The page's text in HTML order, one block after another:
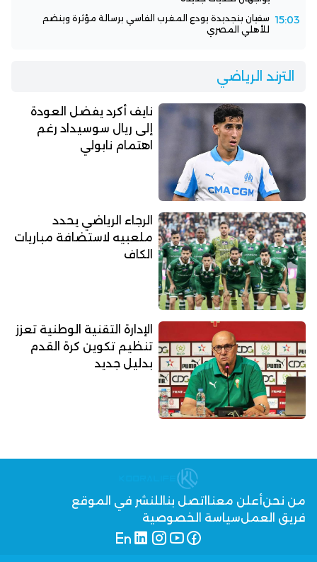
15:03 سفيان بنجديدة يودع المغرب الفاسي برسالة مؤثرة وينضم
للأهلي المصري
الترند الرياضي
نايف أكرد يفضل العودة
إلى ريال سوسيداد رغم
اهتمام نابولي
الرجاء الرياضي يحدد
ملعبيه لاستضافة مباريات
الكاف
الإدارة التقنية الوطنية تعزز
تنظيم تكوين كرة القدم
بدليل جديد
من نحنأعلن معنا اتصل بنا للنشر في الموقع
فريق العملسياسة الخصوصية